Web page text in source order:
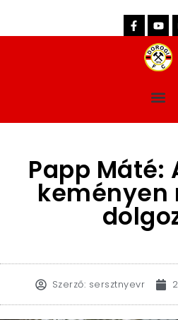
Papp Máté:
keményen
Szerző: sersztnyevr